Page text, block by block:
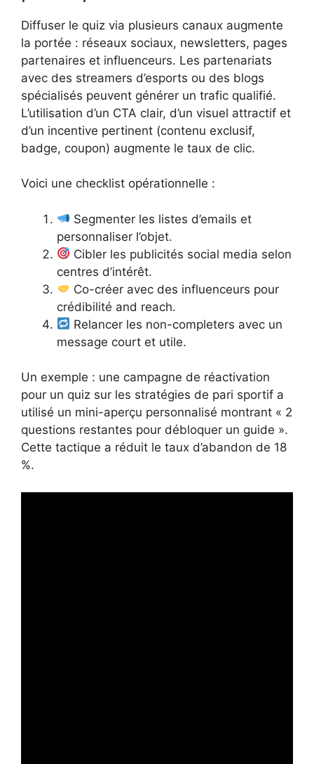
Diffuser le quiz via plusieurs canaux augmente
la portée : réseaux sociaux, newsletters, pages
partenaires et influenceurs. Les partenariats
avec des streamers d’esports ou des blogs
spécialisés peuvent générer un trafic qualifié.
L’utilisation d’un CTA clair, d’un visuel attractif et
d’un incentive pertinent (contenu exclusif,
badge, coupon) augmente le taux de clic.
Voici une checklist opérationnelle :
Segmenter les listes d’emails et
personnaliser l’objet.
Cibler les publicités social media selon
centres d’intérêt.
Co-créer avec des influenceurs pour
crédibilité and reach.
Relancer les non-completers avec un
message court et utile.
Un exemple : une campagne de réactivation
pour un quiz sur les stratégies de pari sportif a
utilisé un mini-aperçu personnalisé montrant « 2
questions restantes pour débloquer un guide ».
Cette tactique a réduit le taux d’abandon de 18
%.